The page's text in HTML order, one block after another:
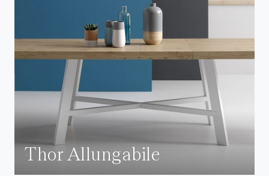
Thor Allungabile